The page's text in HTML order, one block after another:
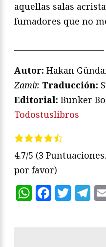
aquellas salas
fumadores que no
Autor: Hakan
Zamir. Traducción:
Editorial: Bunker
Todostuslibros
4.7/5 (3
por favor)